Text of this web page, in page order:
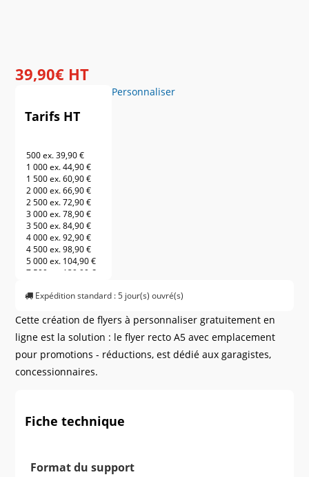
39,90€ HT
Tarifs HT
500 ex.39,90 €
1 000 ex.44,90 €
1 500 ex.60,90 €
2 000 ex.66,90 €
2 500 ex.72,90 €
3 000 ex.78,90 €
3 500 ex.84,90 €
4 000 ex.92,90 €
4 500 ex.98,90 €
5 000 ex. 104,90 €
7 500 ex. 139,90 €
12 500 ex.199,90 €
20 000 ex.269,90 €
25 000 ex.
349,90 €
30 000 ex. 409,90 €
35 000 ex.469,90 €
40 000 ex.
529,90 €
45 000 ex.589,90 €
60 000 ex.
769,90 €
Personnaliser
Expédition standard : 5 jour(s) ouvré(s)
Cette création de flyers à personnaliser gratuitement en
ligne est la solution : le flyer recto A5 avec emplacement
pour promotions - réductions, est dédié aux garagistes,
concessionnaires.
Fiche technique
Format du support